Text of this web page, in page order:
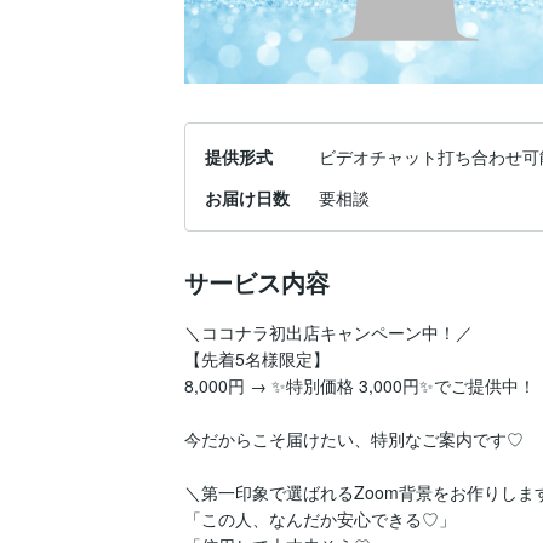
提供形式
ビデオチャット打ち合わせ
お届け日数
要相談
サービス内容
＼ココナラ初出店キャンペーン中！／
【先着5名様限定】
8,000円 → ✨特別価格 3,000円✨でご提供中！
今だからこそ届けたい、特別なご案内です♡
＼第一印象で選ばれるZoom背景をお作りしま
「この人、なんだか安心できる♡」